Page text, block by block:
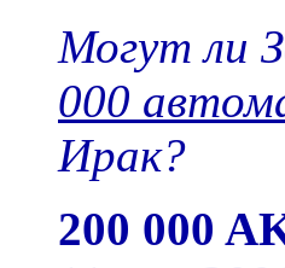
Могут ли
000
Ирак?
200 000